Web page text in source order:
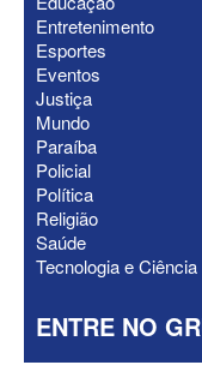
pede primeiro
oficializa
suplente
Entretenimento
Esportes
Eventos
Justiça
Mundo
Paraíba
Policial
Política
Religião
Saúde
Tecnologia e Ciência
ENTRE NO